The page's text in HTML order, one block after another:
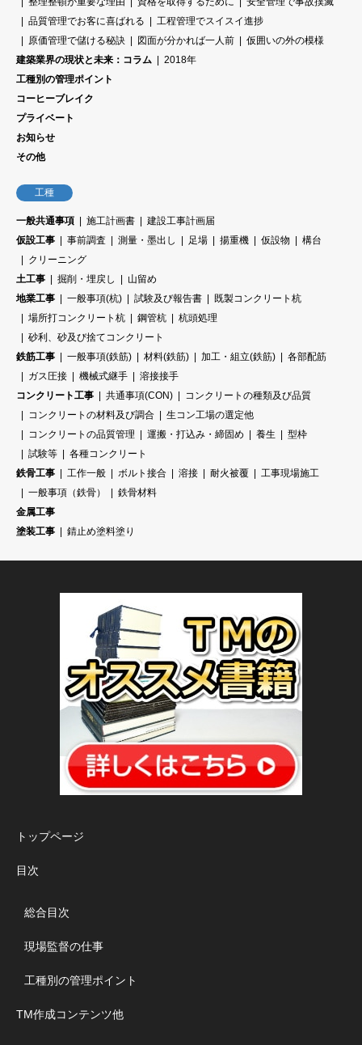
品質管理でお客に喜ばれる
工程管理でスイスイ進捗
原価管理で儲ける秘訣
図面が分かれば一人前
仮囲いの外の模様
建築業界の現状と未来：コラム
2018年
工種別の管理ポイント
コーヒーブレイク
プライベート
お知らせ
その他
工種
一般共通事項 施工計画書
建設工事計画届
仮設工事
事前調査 測量・墨出し 足場 揚重機 仮設物
構台
クリーニング
土工事
掘削・埋戻し
山留め
地業工事
一般事項(杭) 試験及び報告書
既製コンクリート杭
場所打コンクリート杭
鋼管杭
杭頭処理
砂利、砂及び捨てコンクリート
鉄筋工事
一般事項(鉄筋) 材料(鉄筋) 加工・組立(鉄筋)
各部配筋
ガス圧接
機械式継手
溶接接手
コンクリート工事
共通事項(CON)
コンクリートの種類及び品質
コンクリートの材料及び調合
生コン工場の選定他
コンクリートの品質管理
運搬・打込み・締固め 養生
型枠
試験等
各種コンクリート
鉄骨工事
工作一般 ボルト接合 溶接 耐火被覆
工事現場施工
一般事項（鉄骨）
鉄骨材料
金属工事
塗装工事
錆止め塗料塗り
トップページ
目次
総合目次
現場監督の仕事
工種別の管理ポイント
TM作成コンテンツ他